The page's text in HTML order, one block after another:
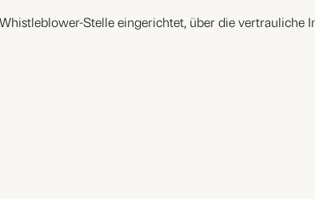
Stelle eingerichtet, über die